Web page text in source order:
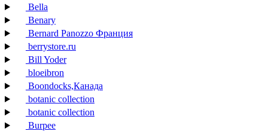
Bella
Benary
Bernard Panozzo Франция
berrystore.ru
Bill Yoder
bloeibron
Boondocks,Канада
botanic collection
botanic collection
Burpee